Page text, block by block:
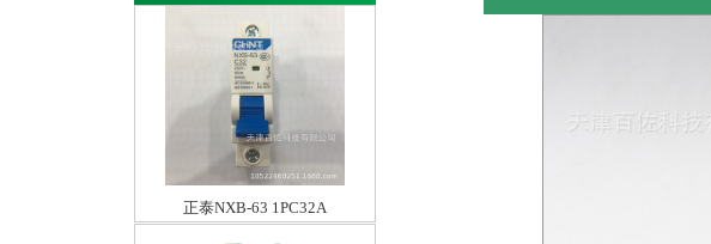
正泰NXB-63 1PC32A